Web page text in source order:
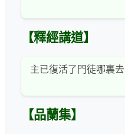
【釋經講道】
主已復活了門徒哪裏去
【品蘭集】